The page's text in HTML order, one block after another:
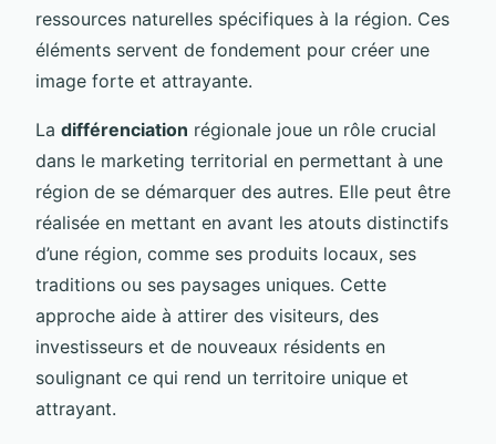
ressources naturelles spécifiques à la région. Ces
éléments servent de fondement pour créer une
image forte et attrayante.
La différenciation régionale joue un rôle crucial
dans le marketing territorial en permettant à une
région de se démarquer des autres. Elle peut être
réalisée en mettant en avant les atouts distinctifs
d’une région, comme ses produits locaux, ses
traditions ou ses paysages uniques. Cette
approche aide à attirer des visiteurs, des
investisseurs et de nouveaux résidents en
soulignant ce qui rend un territoire unique et
attrayant.